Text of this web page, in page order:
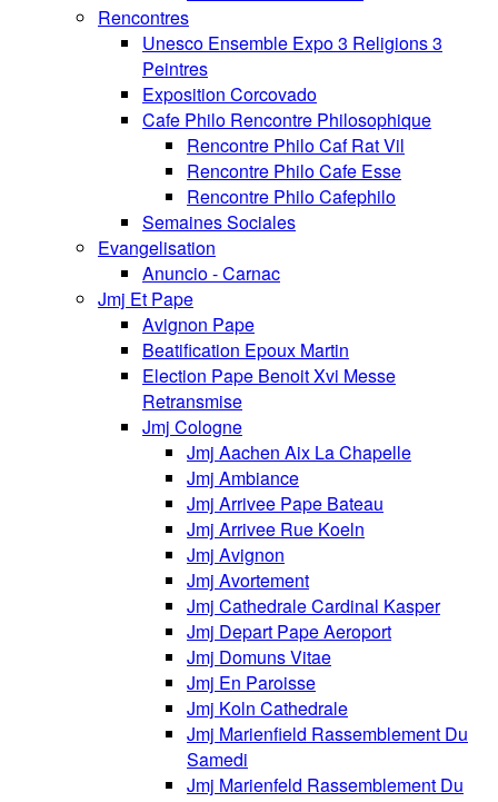
Rencontres
Unesco Ensemble Expo 3 Religions 3
Peintres
Exposition Corcovado
Cafe Philo Rencontre Philosophique
Rencontre Philo Caf Rat Vil
Rencontre Philo Cafe Esse
Rencontre Philo Cafephilo
Semaines Sociales
Evangelisation
Anuncio - Carnac
Jmj Et Pape
Avignon Pape
Beatification Epoux Martin
Election Pape Benoit Xvi Messe
Retransmise
Jmj Cologne
Jmj Aachen Aix La Chapelle
Jmj Ambiance
Jmj Arrivee Pape Bateau
Jmj Arrivee Rue Koeln
Jmj Avignon
Jmj Avortement
Jmj Cathedrale Cardinal Kasper
Jmj Depart Pape Aeroport
Jmj Domuns Vitae
Jmj En Paroisse
Jmj Koln Cathedrale
Jmj Marienfield Rassemblement Du
Samedi
Jmj Marienfeld Rassemblement Du